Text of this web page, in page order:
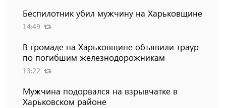
Беспилотник убил мужчину на Харьковщине
14:49
В громаде на Харьковщине объявили траур
по погибшим железнодорожникам
13:22
Мужчина подорвался на взрывчатке в
Харьковском районе